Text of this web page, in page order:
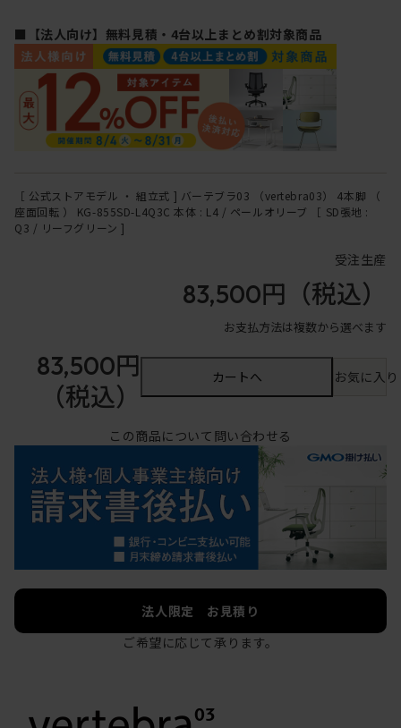
■【法人向け】無料見積・4台以上まとめ割対象商品
［ 公式ストアモデル ・ 組立式 ] バーテブラ03 （vertebra03） 4本脚 （
座面回転 ） KG-855SD-L4Q3C 本体 : L4 / ペールオリーブ ［ SD張地 :
Q3 / リーフグリーン ]
受注生産
83,500円 （税込）
お支払方法は複数から選べます
83,500円
（税込）
カートへ お気に入
この商品について問い合わせる
法人限定 お見積り
ご希望に応じて承ります。